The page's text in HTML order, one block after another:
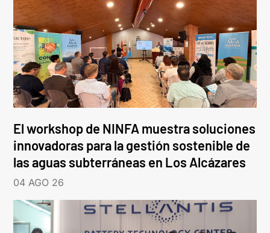
El workshop de NINFA muestra soluciones
innovadoras para la gestión sostenible de
las aguas subterráneas en Los Alcázares
04 AGO 26